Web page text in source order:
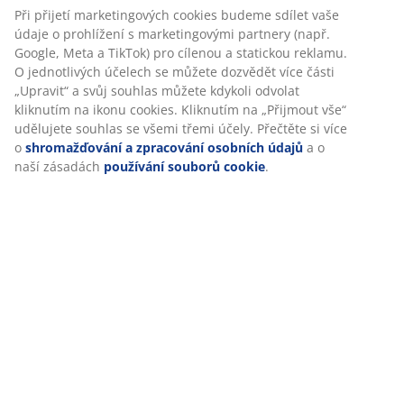
Specifikace
Hodnocení
(17)
Při přijetí marketingových cookies budeme sdílet vaše
údaje o prohlížení s marketingovými partnery (např.
Google, Meta a TikTok) pro cílenou a statickou reklamu.
O jednotlivých účelech se můžete dozvědět více části
„Upravit“ a svůj souhlas můžete kdykoli odvolat
kliknutím na ikonu cookies. Kliknutím na „Přijmout vše“
udělujete souhlas se všemi třemi účely. Přečtěte si více
o shromažďování a zpracování osobních údajů a o
naší zásadách používání souborů cookie.